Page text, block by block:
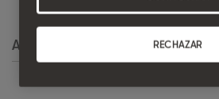
Apellido RECHAZAR